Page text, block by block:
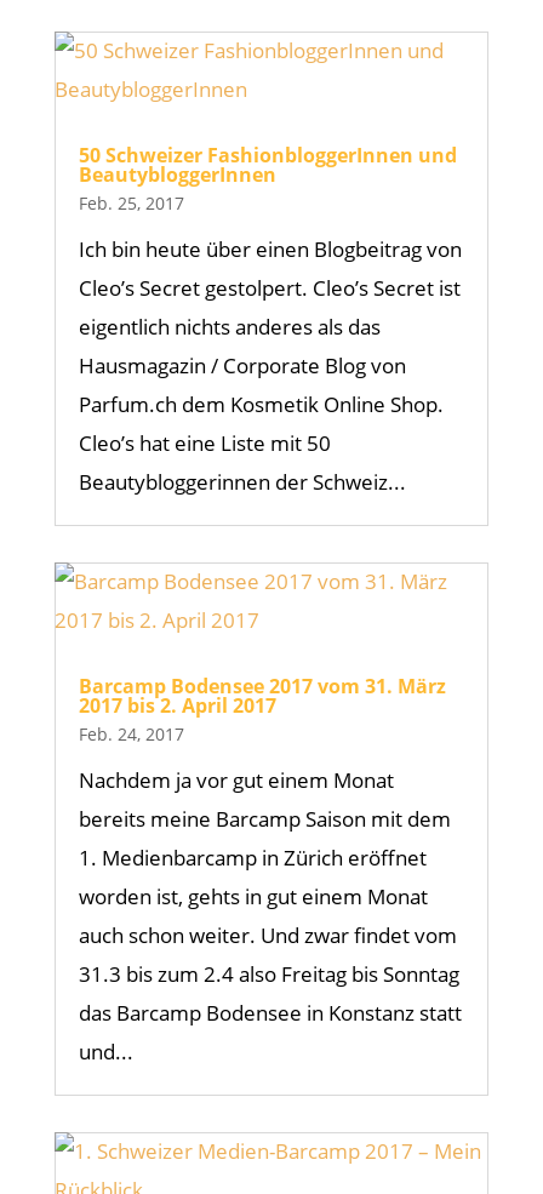
50 Schweizer FashionbloggerInnen und
BeautybloggerInnen
Feb. 25, 2017
Ich bin heute über einen Blogbeitrag von
Cleo’s Secret gestolpert. Cleo’s Secret ist
eigentlich nichts anderes als das
Hausmagazin / Corporate Blog von
Parfum.ch dem Kosmetik Online Shop.
Cleo’s hat eine Liste mit 50
Beautybloggerinnen der Schweiz...
Barcamp Bodensee 2017 vom 31. März
2017 bis 2. April 2017
Feb. 24, 2017
Nachdem ja vor gut einem Monat
bereits meine Barcamp Saison mit dem
1. Medienbarcamp in Zürich eröffnet
worden ist, gehts in gut einem Monat
auch schon weiter. Und zwar findet vom
31.3 bis zum 2.4 also Freitag bis Sonntag
das Barcamp Bodensee in Konstanz statt
und...